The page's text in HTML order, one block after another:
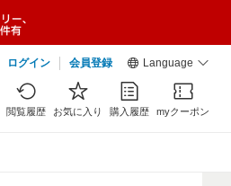
ログイン 会員登録 Language
閲覧履歴 お気に入り 購入履歴 myクーポン